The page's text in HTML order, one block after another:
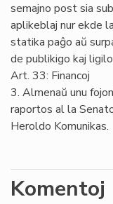
semajno post sia
aplikeblaj nur ekde
statika paĝo aŭ
de publikigo kaj
Art. 33: Financoj
3. Almenaŭ unu
raportos al la
Heroldo Komunikas.
Komentoj